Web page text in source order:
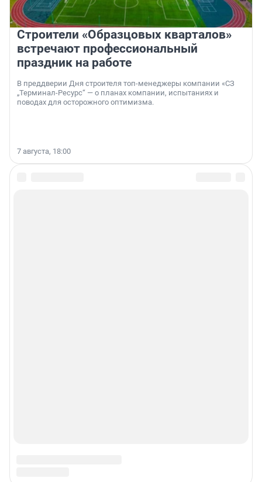
Строители «Образцовых кварталов»
встречают профессиональный
праздник на работе
В преддверии Дня строителя топ-менеджеры компании «СЗ
„Терминал-Ресурс“ — о планах компании, испытаниях и
поводах для осторожного оптимизма.
7 августа, 18:00